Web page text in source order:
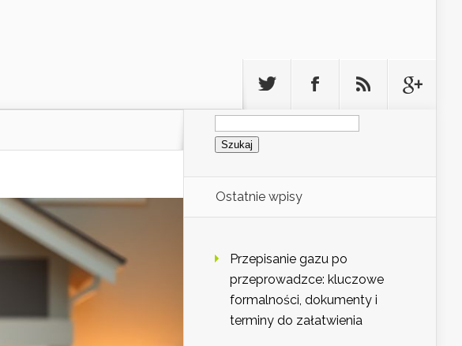
Szukaj:
Ostatnie wpisy
Przepisanie gazu po
przeprowadzce: kluczowe
formalności, dokumenty i
terminy do załatwienia